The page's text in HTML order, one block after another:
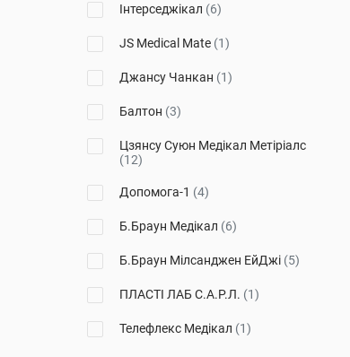
Інтерседжікал (6)
JS Medical Mate (1)
Джансу Чанкан (1)
Балтон (3)
Цзянсу Суюн Медікал Метіріалс
(12)
Допомога-1 (4)
Б.Браун Медікал (6)
Б.Браун Мілсанджен ЕйДжі (5)
ПЛАСТІ ЛАБ С.А.Р.Л. (1)
Телефлекс Медікал (1)